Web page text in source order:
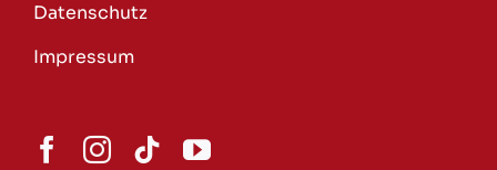
Datenschutz
Impressum